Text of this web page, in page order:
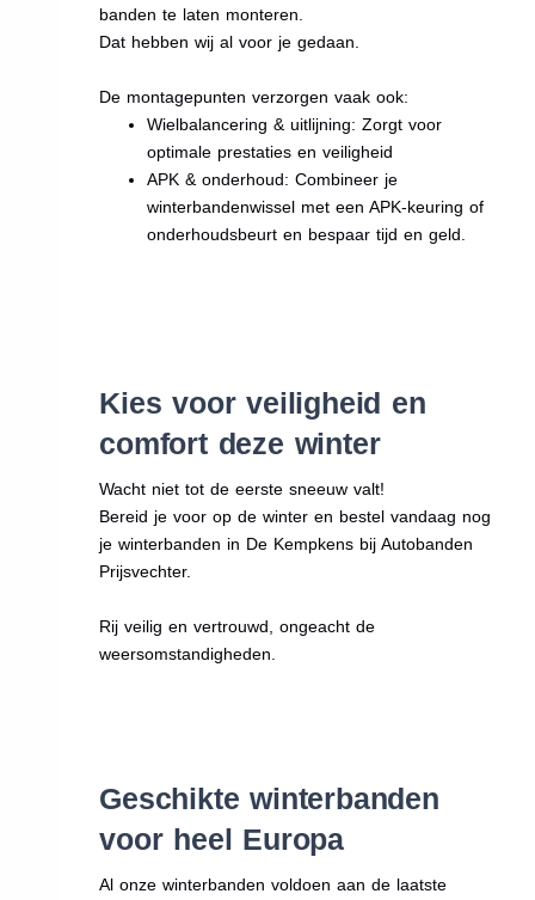
banden te laten monteren.
Dat hebben wij al voor je gedaan.
De montagepunten verzorgen vaak ook:
Wielbalancering & uitlijning: Zorgt voor
optimale prestaties en veiligheid
APK & onderhoud: Combineer je
winterbandenwissel met een APK-keuring of
onderhoudsbeurt en bespaar tijd en geld.
Kies voor veiligheid en
comfort deze winter
Wacht niet tot de eerste sneeuw valt!
Bereid je voor op de winter en bestel vandaag nog
je winterbanden in De Kempkens bij Autobanden
Prijsvechter.
Rij veilig en vertrouwd, ongeacht de
weersomstandigheden.
Geschikte winterbanden
voor heel Europa
Al onze winterbanden voldoen aan de laatste